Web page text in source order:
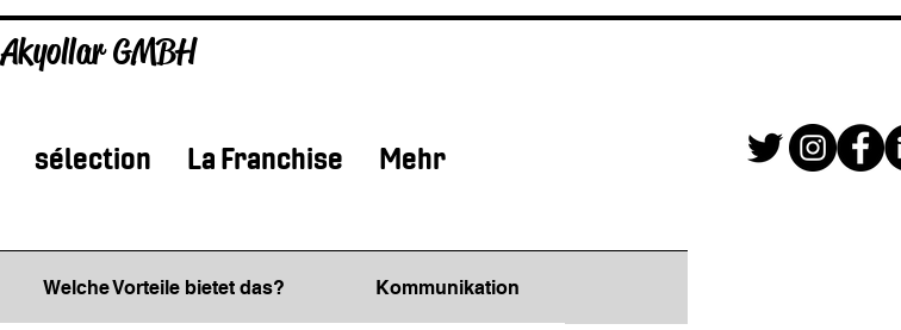
Akyollar GMBH
sélection La Franchise Mehr
Welche Vorteile bietet das? Kommunikation